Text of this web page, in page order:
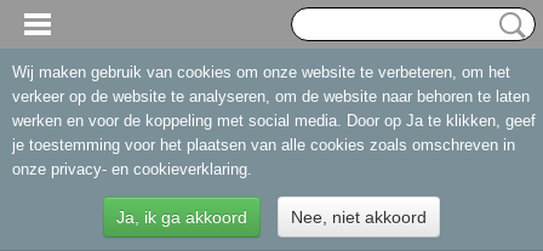
Wij maken gebruik van cookies om onze website te verbeteren, om het
verkeer op de website te analyseren, om de website naar behoren te laten
werken en voor de koppeling met social media. Door op Ja te klikken, geef
je toestemming voor het plaatsen van alle cookies zoals omschreven in
onze privacy- en cookieverklaring.
Ja, ik ga akkoord Nee, niet akkoord